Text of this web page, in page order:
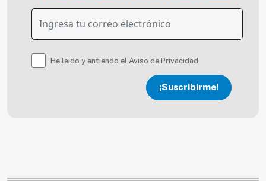
He leído y entiendo el Aviso de Privacidad
¡Suscribirme!